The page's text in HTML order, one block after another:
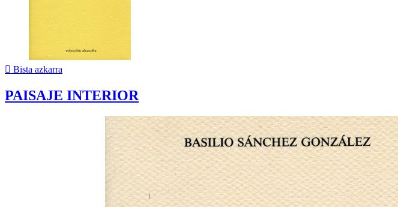
 Bista azkarra
PAISAJE INTERIOR